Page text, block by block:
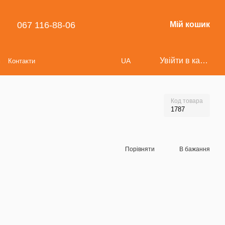
067 116-88-06 Мій кошик
Контакти UA Увійти в кабінет
Код товара
1787
Порівняти В бажання